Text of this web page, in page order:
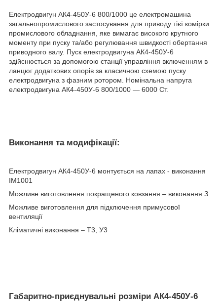
Електродвигун АК4-450У-6 800/1000 це електромашина
загальнопромислового застосування для приводу тієї комірки
промислового обладнання, яке вимагає високого крутного
моменту при пуску та/або регулювання швидкості обертання
приводного валу. Пуск електродвигуна АК4-450У-6
здійснюється за допомогою станції управління включенням в
ланцюг додаткових опорів за класичною схемою пуску
електродвигуна з фазним ротором. Номінальна напруга
електродвигуна АК4-450У-6 800/1000 ― 6000 Ст.
Виконання та модифікації:
Електродвигун АК4-450У-6 монтується на лапах - виконання
IM1001
Можливе виготовлення покращеного ковзання – виконання З
Можливе виготовлення для підключення примусової
вентиляції
Кліматичні виконання – Т3, У3
Габаритно-приєднувальні розміри АК4-450У-6